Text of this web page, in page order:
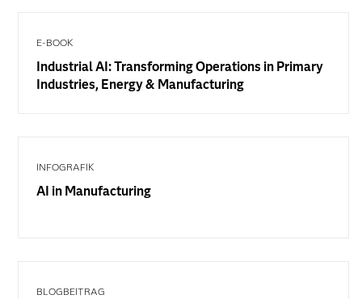
E-BOOK
Industrial AI: Transforming Operations in Primary
Industries, Energy & Manufacturing
INFOGRAFIK
AI in Manufacturing
BLOGBEITRAG